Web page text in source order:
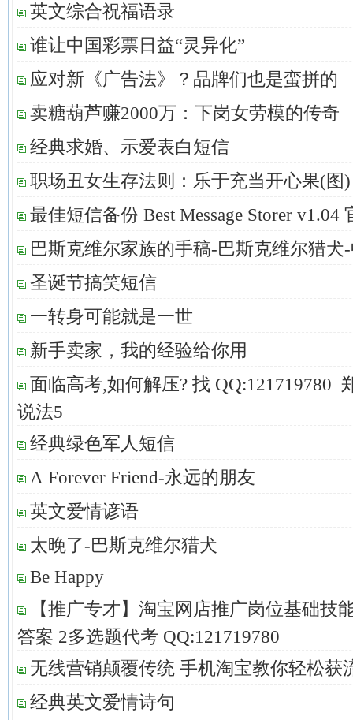
英文综合祝福语录
谁让中国彩票日益“灵异化”
应对新《广告法》？品牌们也是蛮拼的
卖糖葫芦赚2000万：下岗女劳模的传奇
经典求婚、示爱表白短信
职场丑女生存法则：乐于充当开心果(图)
最佳短信备份 Best Message Storer v1.04
巴斯克维尔家族的手稿-巴斯克维尔猎犬
圣诞节搞笑短信
一转身可能就是一世
新手卖家，我的经验给你用
面临高考,如何解压? 找 QQ:121719780
说法5
经典绿色军人短信
A Forever Friend-永远的朋友
英文爱情谚语
太晚了-巴斯克维尔猎犬
Be Happy
【推广专才】淘宝网店推广岗位基础技
答案 2多选题代考 QQ:121719780
无线营销颠覆传统 手机淘宝教你轻松获
经典英文爱情诗句